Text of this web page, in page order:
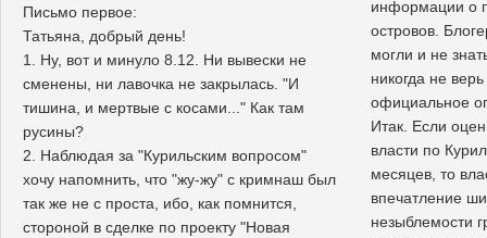
информации о
островов.
могли и не
никогда не
официальное
Итак. Если
власти по
месяцев, то
впечатление
незыблемости
Письмо первое:
Татьяна, добрый день!
1. Ну, вот и минуло 8.12. Ни вывески не
сменены, ни лавочка не закрылась. "И
тишина, и мертвые с косами..." Как там
русины?
2. Наблюдая за "Курильским вопросом"
хочу напомнить, что "жу-жу" с кримнаш был
так же не с проста, ибо, как помнится,
стороной в сделке по проекту "Новая